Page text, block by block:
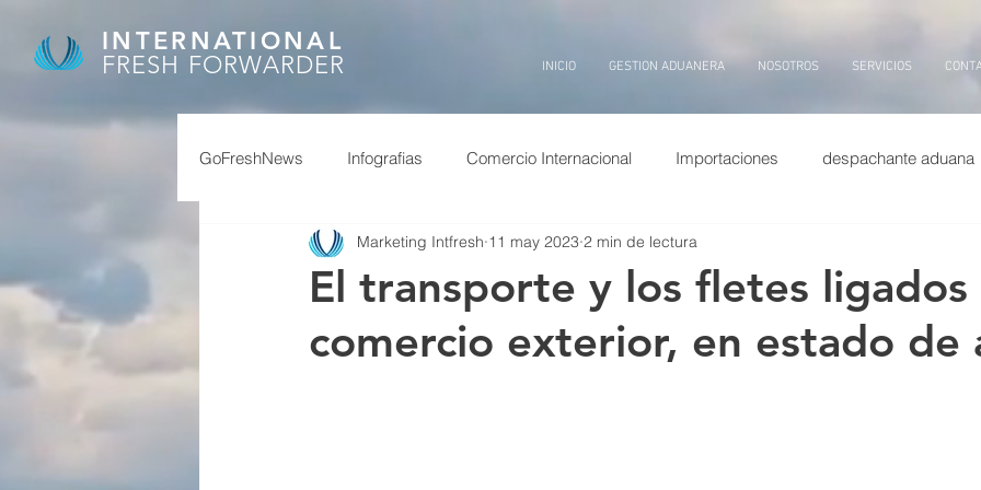
INTERNATIONAL
FRESH FORWARDER
INICIO GESTION ADUANERA NOSOTROS SERVICIOS
GoFreshNews Infografias Comercio Internacional Importaciones despachante aduana
covid, puertos china, covid puertos china Exportaciones
granos feriados china dolar puerto billetes aduana, inteligencia
El transporte y los fletes ligados
comercio exterior, en estado de
Marketing Intfresh 11 may 2023 2 min de lectura